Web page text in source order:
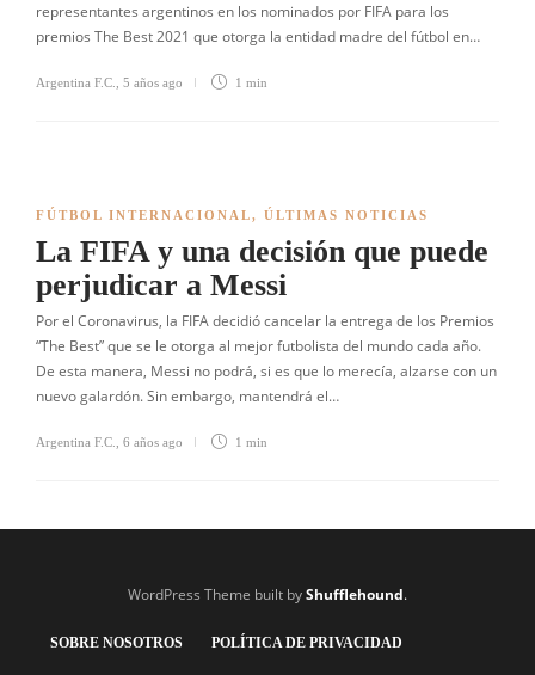
representantes argentinos en los nominados por FIFA para los
premios The Best 2021 que otorga la entidad madre del fútbol en…
Argentina F.C. 5 años ago 1 min
FÚTBOL INTERNACIONAL, ÚLTIMAS NOTICIAS
La FIFA y una decisión que puede
perjudicar a Messi
Por el Coronavirus, la FIFA decidió cancelar la entrega de los Premios
“The Best” que se le otorga al mejor futbolista del mundo cada año.
De esta manera, Messi no podrá, si es que lo merecía, alzarse con un
nuevo galardón. Sin embargo, mantendrá el…
Argentina F.C. 6 años ago 1 min
WordPress Theme built byShufflehound.
SOBRE NOSOTROS POLÍTICA DE PRIVACIDAD